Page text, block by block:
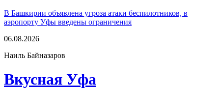
В Башкирии объявлена угроза атаки беспилотников, в
аэропорту Уфы введены ограничения
06.08.2026
Наиль Байназаров
Вкусная Уфа